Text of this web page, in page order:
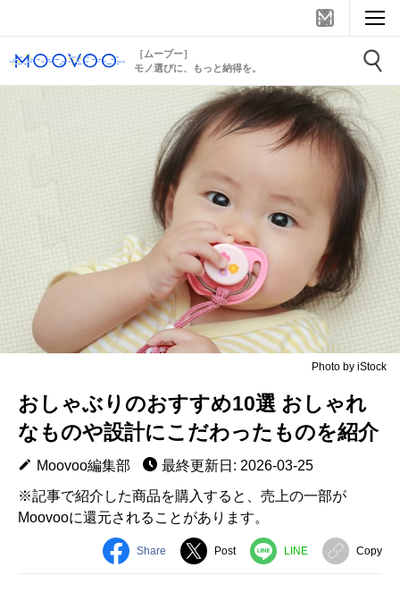
［ムーブー］
モノ選びに、もっと納得を。
Photo by iStock
おしゃぶりのおすすめ10選 おしゃれ
なものや設計にこだわったものを紹介
Moovoo編集部
最終更新日: 2026-03-25
※記事で紹介した商品を購入すると、売上の一部が
Moovooに還元されることがあります。
Share Post LINE Copy